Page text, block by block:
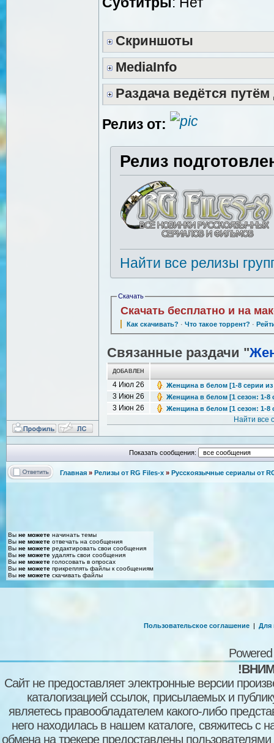
Скриншоты
MediaInfo
Раздача ведётся
Релиз от:
Релиз
Найти все релизы
Скачать
Скачать бесплатно и на
Как скачивать? · Что такое торрент? ·
Связанные раздачи "
ДОБАВЛЕН
4 Июл 26 Женщина в белом [1-8 серии из
3 Июн 26 Женщина в белом [1 сезон: 1-8
3 Июн 26 Женщина в белом [1 сезон: 1-8
Найти все
Показать сообщения:
Главная » Релизы от RG Files-x » Русскоязычные сериалы от
Вы не можете начинать темы
Вы не можете отвечать на сообщения
Вы не можете редактировать свои сообщения
Вы не можете удалять свои сообщения
Вы не можете голосовать в опросах
Вы не можете прикреплять файлы к сообщениям
Вы не можете скачивать файлы
Пользовательское соглашение | Для
Сайт не предоставляет электронные версии
каталогизацией ссылок, присылаемых и
являетесь правообладателем какого-либо
него находилась в нашем каталоге, свяжитесь
обмена на трекере предоставлены пользователями